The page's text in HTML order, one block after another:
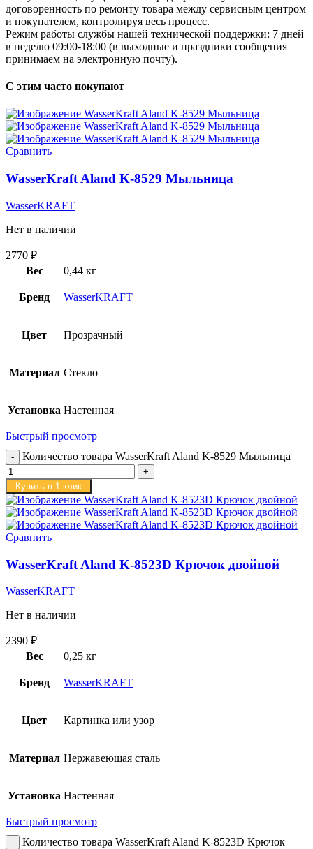
договоренность по ремонту товара между сервисным центром
и покупателем, контролируя весь процесс.
Режим работы службы нашей технической поддержки: 7 дней
в неделю 09:00-18:00 (в выходные и праздники сообщения
принимаем на электронную почту).
С этим часто покупают
Сравнить
WasserKraft Aland K-8529 Мыльница
WasserKRAFT
Нет в наличии
2770 ₽
Вес
0,44 кг
Бренд WasserKRAFT
Цвет Прозрачный
Материал Стекло
Установка Настенная
Быстрый просмотр
Количество товара WasserKraft Aland K-8529 Мыльница
Купить в 1 клик
Сравнить
WasserKraft Aland K-8523D Крючок двойной
WasserKRAFT
Нет в наличии
2390 ₽
Вес
0,25 кг
Бренд WasserKRAFT
Цвет Картинка или узор
Материал Нержавеющая сталь
Установка Настенная
Быстрый просмотр
Количество товара WasserKraft Aland K-8523D Крючок